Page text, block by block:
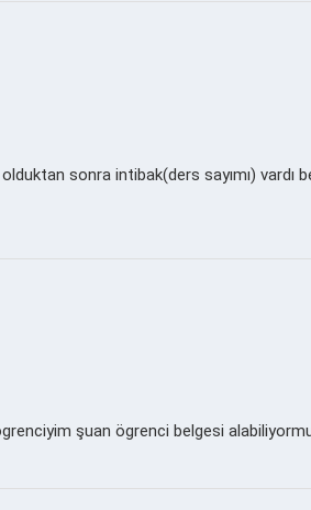
sonra intibak(ders sayımı) vardı
şuan ögrenci belgesi